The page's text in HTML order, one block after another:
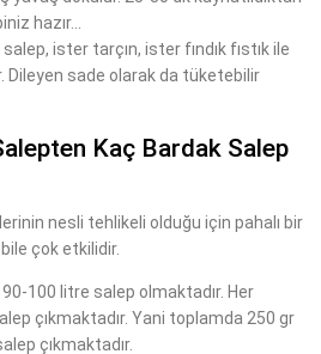
hazır...
ister tarçın, ister fındık fıstık ile
Dileyen sade olarak da tüketebilir
Kaç Bardak Salep
nesli tehlikeli olduğu için pahalı bir
çok etkilidir.
100 litre salep olmaktadır. Her
çıkmaktadır. Yani toplamda 250 gr
çıkmaktadır.